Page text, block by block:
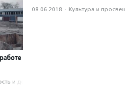
и доброволь­чест­во
08.06.2018 · Культура и